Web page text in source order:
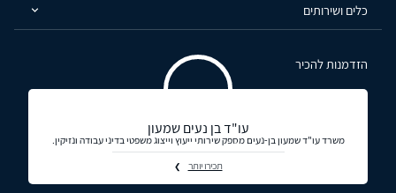
כלים ושירותים
הזדמנות להכיר
עו"ד בן נעים שמעון
משרד עו"ד שמעון בן-נעים מספק שירותי ייעוץ וייצוג משפטי בדיני עבודה ונזיקין.
תכירו יותר